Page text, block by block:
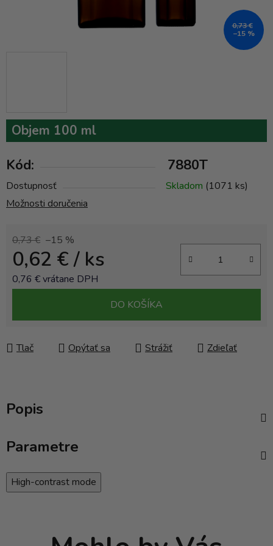
Objem 100 ml
Kód: 7880T
Dostupnosť Skladom (1071 ks)
Možnosti doručenia
0,73 € –15 %
0,62 €/ ks
0,76 € vrátane DPH
DO KOŠÍKA
Tlač Opýtať sa Strážiť Zdieľať
0,73 €
–15 %
Popis
Parametre
High-contrast mode